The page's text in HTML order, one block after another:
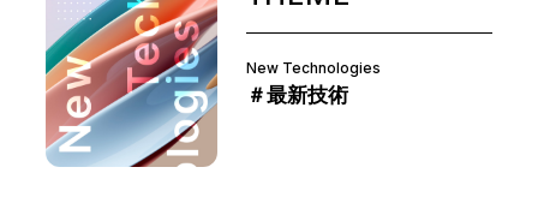
New Technologies
＃最新技術